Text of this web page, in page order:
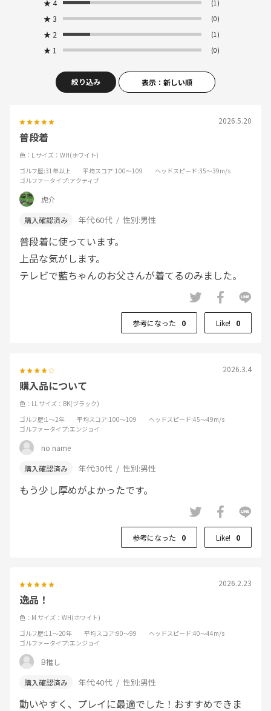
★ 4 (1)
★ 3 (0)
★ 2 (1)
★ 1 (0)
絞り込み 表示：新しい順
2026.5.20
普段着
色：L サイズ：WH(ホワイト)
ゴルフ歴:31年以上 平均スコア:100～109 ヘッドスピード:35～39m/s
ゴルファータイプ:アクティブ
虎介
年代:60代 性別:男性
普段着に使っています。
上品な気がします。
テレビで藍ちゃんのお父さんが着てるのみました。
参考になった 0 Like! 0
2026.3.4
購入品について
色：LL サイズ：BK(ブラック)
ゴルフ歴:1～2年 平均スコア:100～109 ヘッドスピード:45～49m/s
ゴルファータイプ:エンジョイ
no name
年代:30代 性別:男性
もう少し厚めがよかったです。
参考になった 0 Like! 0
2026.2.23
逸品！
色：M サイズ：WH(ホワイト)
ゴルフ歴:11～20年 平均スコア:90～99 ヘッドスピード:40～44m/s
ゴルファータイプ:エンジョイ
B推し
年代:40代 性別:男性
動いやすく、プレイに最適でした！おすすめできま